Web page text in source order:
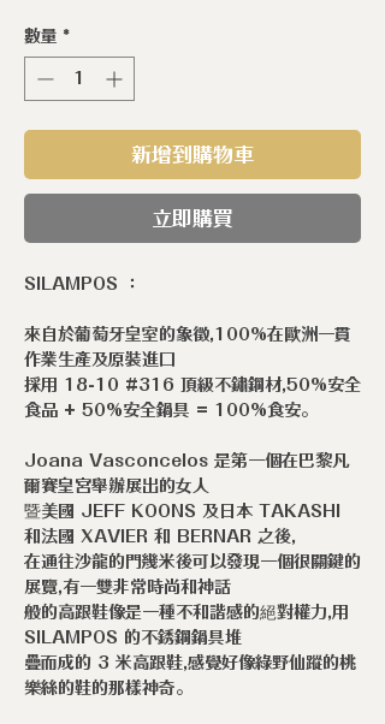
數量 *
新增到購物車
立即購買
SILAMPOS ：
來自於葡萄牙皇室的象徵,100%在歐洲一貫
作業生產及原裝進口
採用 18-10 #316 頂級不鏽鋼材,50%安全
食品 + 50%安全鍋具 = 100%食安。
Joana Vasconcelos 是第一個在巴黎凡
爾賽皇宮舉辦展出的女人
暨美國 JEFF KOONS 及日本 TAKASHI
和法國 XAVIER 和 BERNAR 之後,
在通往沙龍的門幾米後可以發現一個很關鍵的
展覽,有一雙非常時尚和神話
般的高跟鞋像是一種不和諧感的絕對權力,用
SILAMPOS 的不銹鋼鍋具堆
疊而成的 3 米高跟鞋,感覺好像綠野仙蹤的桃
樂絲的鞋的那樣神奇。